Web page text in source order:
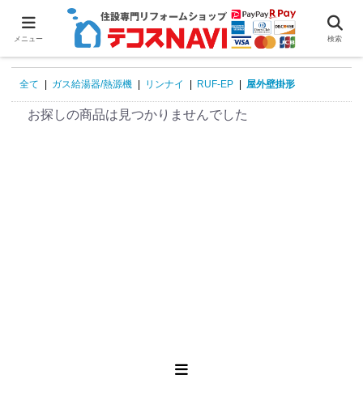
全て ガス給湯器/熱源機 リンナイ RUF-EP 屋外壁掛形
お探しの商品は見つかりませんでした
メニュー 検索